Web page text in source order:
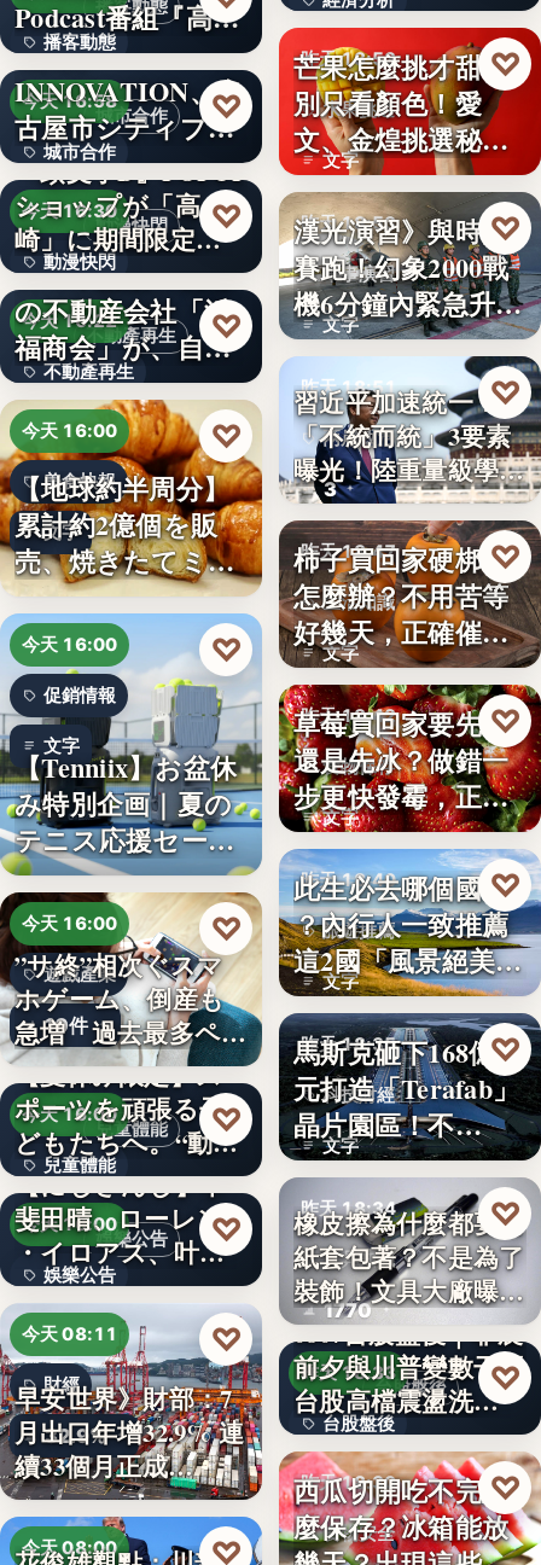
播客動態
播客動態
文字
Podcast番組『高
橋…
城市合作
今天 16:58
城市合作
文字
NEXT
INNOVATION、名
古屋市シティプロ
モーシ…
♡
動漫快閃
今天 16:30
動漫快閃
366
『頭文字D』POPUP
ショップが「高
崎」に期間限定で
登場…
♡
不動產再生
今天 16:22
不動產再生
文字
1970年創業の長崎
の不動産会社「浜
福商会」が、自ら
再生…
♡
今天 16:00
美食快報
文字
【地球約半周分】
累計約2億個を販
売、焼きたてミニ
クロワッ…
♡
今天 16:00
促銷情報
文字
【Tenniix】お盆休
み特別企画｜夏の
テニス応援セー
ル…
♡
今天 16:00
遊戲產業
10件
”サ終”相次ぐスマ
ホゲーム、倒産も
急増 過去最多ペー
スで…
♡
兒童體能
今天 16:00
兒童體能
0円
【夏休み限定】ス
ポーツを頑張る子
どもたちへ。“動け
る身体…
♡
娛樂公告
今天 16:00
娛樂公告
30
【にじさんじ】甲
斐田晴、ローレン
・イロアス、叶ワ
ンマンラ…
♡
今天 08:11
財經
32.9%
早安世界》財部：7
月出口年增32.9% 連
續33個月正成…
♡
今天 08:00 ♡
40%
所…
昨天 18:53
水果挑選
文字
芒果怎麼挑才甜？
別只看顏色！愛
文、金煌挑選秘訣
曝光，買回…
♡
昨天 18:53
軍事演習
文字
漢光演習》與時間
賽跑！幻象2000戰
機6分鐘內緊急升
空…
♡
昨天 18:51
兩岸政治
3
習近平加速統一？
「不統而統」3要素
曝光！陸重量級學者
朱衛…
♡
昨天 18:47
生活知識
文字
柿子買回家硬梆梆
怎麼辦？不用苦等
好幾天，正確催熟
方法一次…
♡
昨天 18:42
食物保存
文字
草莓買回家要先洗
還是先冰？做錯一
步更快發霉，正確
保存方式…
♡
昨天 18:40
旅遊推薦
文字
此生必去哪個國家
？內行人一致推薦
這2國「風景絕美、
美食好…
♡
昨天 18:35
科技財經
文字
馬斯克砸下168億美
元打造「Terafab」
晶片園區！不…
♡
昨天 18:34
文具知識
1770
橡皮擦為什麼都要用
紙套包著？不是為了
裝飾！文具大廠曝重
要…
♡
台股盤後
昨天 18:33
台股盤後
170.79
0807台股盤後｜非農
前夕與川普變數干擾
台股高檔震盪洗…
♡
昨天 18:30
食物安全
西瓜切開吃不完怎
麼保存？冰箱能放
♡